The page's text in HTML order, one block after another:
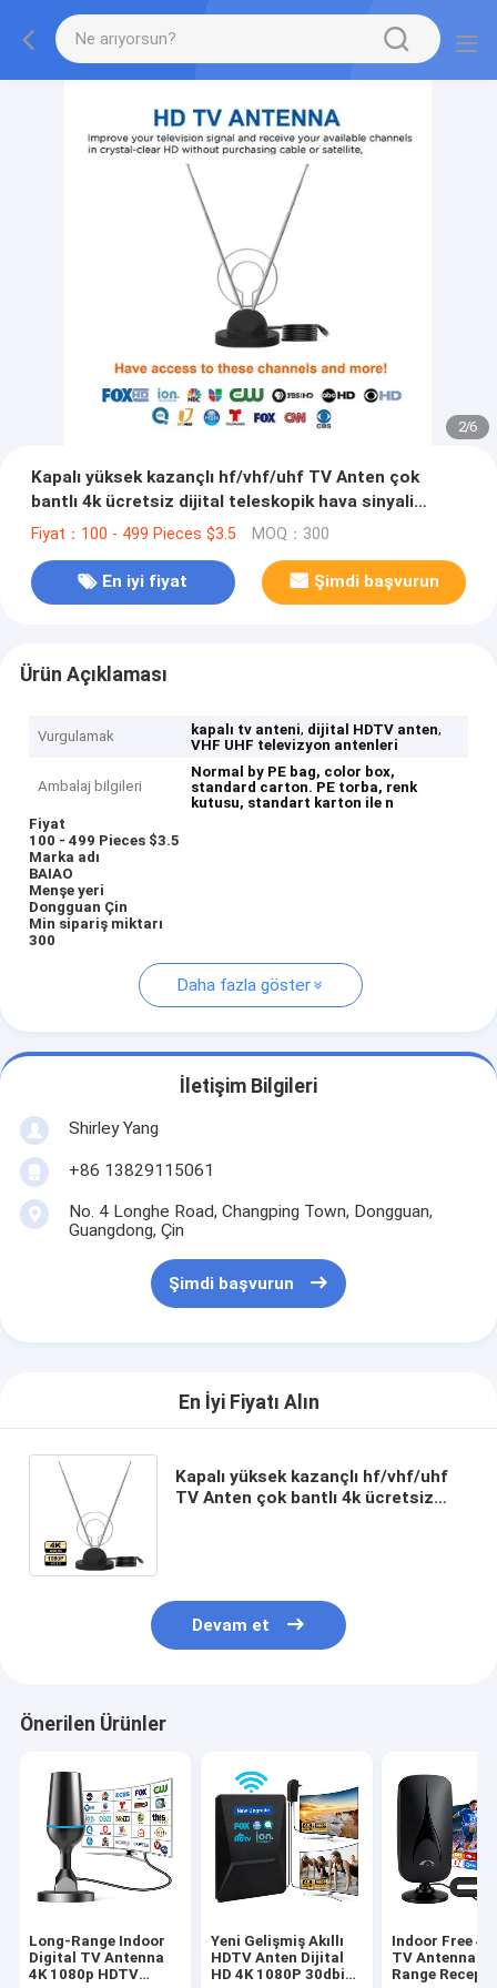
2/6
Kapalı yüksek kazançlı hf/vhf/uhf TV Anten çok
bantlı 4k ücretsiz dijital teleskopik hava sinyali
güçlendirici Dijital ev TV Anten
Fiyat：100 - 499 Pieces $3.5 MOQ：300
En iyi fiyat Şimdi başvurun
Ürün Açıklaması
Vurgulamak kapalı tv anteni, dijital HDTV anten,
VHF UHF televizyon antenleri
Ambalaj bilgileri
Normal by PE bag, color box,
standard carton. PE torba, renk
kutusu, standart karton ile n
Fiyat
100 - 499 Pieces $3.5
Marka adı
BAIAO
Menşe yeri
Dongguan Çin
Min sipariş miktarı
300
Daha fazla göster
İletişim Bilgileri
Shirley Yang
+86 13829115061
No. 4 Longhe Road, Changping Town, Dongguan,
Guangdong, Çin
Şimdi başvurun
En İyi Fiyatı Alın
Kapalı yüksek kazançlı hf/vhf/uhf
TV Anten çok bantlı 4k ücretsiz
Devam et
Önerilen Ürünler
Long-Range Indoor
Digital TV Antenna
4K 1080p HDTV
Yeni Gelişmiş Akıllı
HDTV Anten Dijital
HD 4K 1080P 30dbi
Indoor Free 4K
TV Antenna
Range